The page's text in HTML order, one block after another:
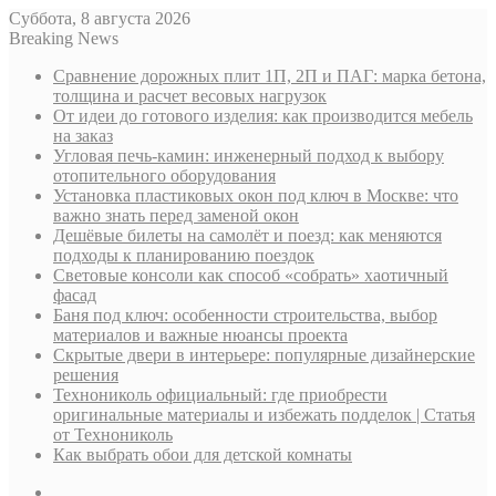
Суббота, 8 августа 2026
Breaking News
Сравнение дорожных плит 1П, 2П и ПАГ: марка бетона,
толщина и расчет весовых нагрузок
От идеи до готового изделия: как производится мебель
на заказ
Угловая печь-камин: инженерный подход к выбору
отопительного оборудования
Установка пластиковых окон под ключ в Москве: что
важно знать перед заменой окон
Дешёвые билеты на самолёт и поезд: как меняются
подходы к планированию поездок
Световые консоли как способ «собрать» хаотичный
фасад
Баня под ключ: особенности строительства, выбор
материалов и важные нюансы проекта
Скрытые двери в интерьере: популярные дизайнерские
решения
Технониколь официальный: где приобрести
оригинальные материалы и избежать подделок | Статья
от Технониколь
Как выбрать обои для детской комнаты